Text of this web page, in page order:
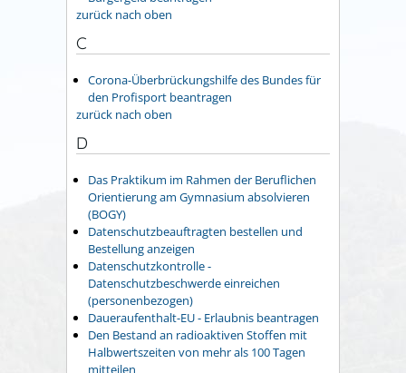
zurück nach oben
C
Corona-Überbrückungshilfe des Bundes für
den Profisport beantragen
zurück nach oben
D
Das Praktikum im Rahmen der Beruflichen
Orientierung am Gymnasium absolvieren
(BOGY)
Datenschutzbeauftragten bestellen und
Bestellung anzeigen
Datenschutzkontrolle -
Datenschutzbeschwerde einreichen
(personenbezogen)
Daueraufenthalt-EU - Erlaubnis beantragen
Den Bestand an radioaktiven Stoffen mit
Halbwertszeiten von mehr als 100 Tagen
mitteilen